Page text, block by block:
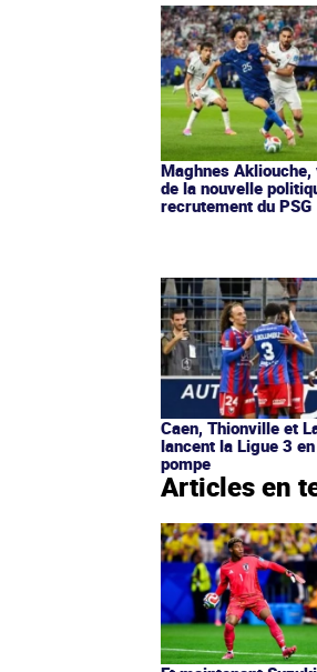
Maghnes
de la nouvelle
recrutement du PSG
Caen, Thionville et
lancent la Ligue 3
pompe
Articles en